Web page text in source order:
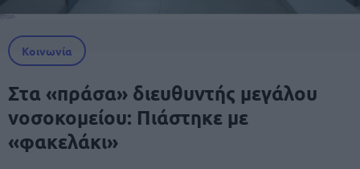
Κοινωνία
Στα «πράσα» διευθυντής μεγάλου
νοσοκομείου: Πιάστηκε με
«φακελάκι»